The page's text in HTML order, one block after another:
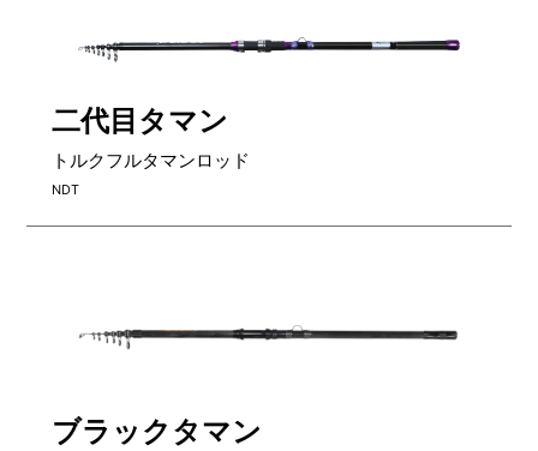
二代目タマン
トルクフルタマンロッド
NDT
ブラックタマン